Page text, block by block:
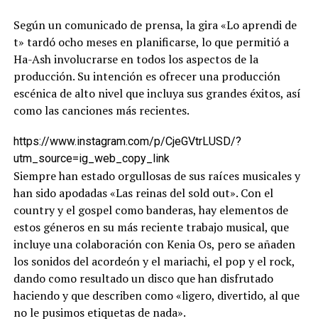
Según un comunicado de prensa, la gira «Lo aprendi de
t» tardó ocho meses en planificarse, lo que permitió a
Ha-Ash involucrarse en todos los aspectos de la
producción. Su intención es ofrecer una producción
escénica de alto nivel que incluya sus grandes éxitos, así
como las canciones más recientes.
https://www.instagram.com/p/CjeGVtrLUSD/?
utm_source=ig_web_copy_link
Siempre han estado orgullosas de sus raíces musicales y
han sido apodadas «Las reinas del sold out». Con el
country y el gospel como banderas, hay elementos de
estos géneros en su más reciente trabajo musical, que
incluye una colaboración con Kenia Os, pero se añaden
los sonidos del acordeón y el mariachi, el pop y el rock,
dando como resultado un disco que han disfrutado
haciendo y que describen como «ligero, divertido, al que
no le pusimos etiquetas de nada».